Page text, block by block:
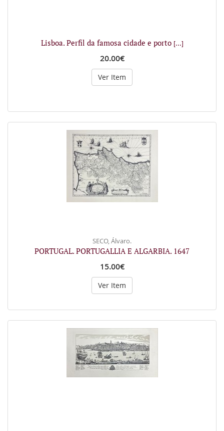
Lisboa. Perfil da famosa cidade e porto [...]
20.00€
Ver Item
SECO, Álvaro.
PORTUGAL. PORTUGALLIA E ALGARBIA. 1647
15.00€
Ver Item